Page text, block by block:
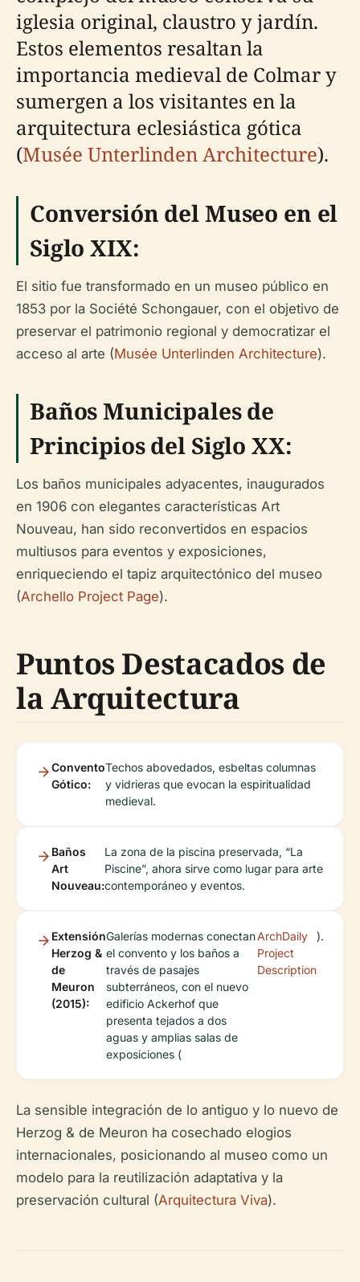
iglesia original, claustro y jardín.
Estos elementos resaltan la
importancia medieval de Colmar y
sumergen a los visitantes en la
arquitectura eclesiástica gótica
(Musée Unterlinden Architecture).
Conversión del Museo en el
Siglo XIX:
El sitio fue transformado en un museo público en
1853 por la Société Schongauer, con el objetivo de
preservar el patrimonio regional y democratizar el
acceso al arte (Musée Unterlinden Architecture).
Baños Municipales de
Principios del Siglo XX:
Los baños municipales adyacentes, inaugurados
en 1906 con elegantes características Art
Nouveau, han sido reconvertidos en espacios
multiusos para eventos y exposiciones,
enriqueciendo el tapiz arquitectónico del museo
(Archello Project Page).
Puntos Destacados de
la Arquitectura
Convento
Gótico:
Techos abovedados, esbeltas columnas
y vidrieras que evocan la espiritualidad
medieval.
Baños
Art
Nouveau:
La zona de la piscina preservada, “La
Piscine”, ahora sirve como lugar para arte
contemporáneo y eventos.
Extensión
Herzog &
de
Meuron
(2015):
Galerías modernas conectan
el convento y los baños a
través de pasajes
subterráneos, con el nuevo
edificio Ackerhof que
presenta tejados a dos
aguas y amplias salas de
exposiciones (
ArchDaily
Project
Description
).
La sensible integración de lo antiguo y lo nuevo de
Herzog & de Meuron ha cosechado elogios
internacionales, posicionando al museo como un
modelo para la reutilización adaptativa y la
preservación cultural (Arquitectura Viva).